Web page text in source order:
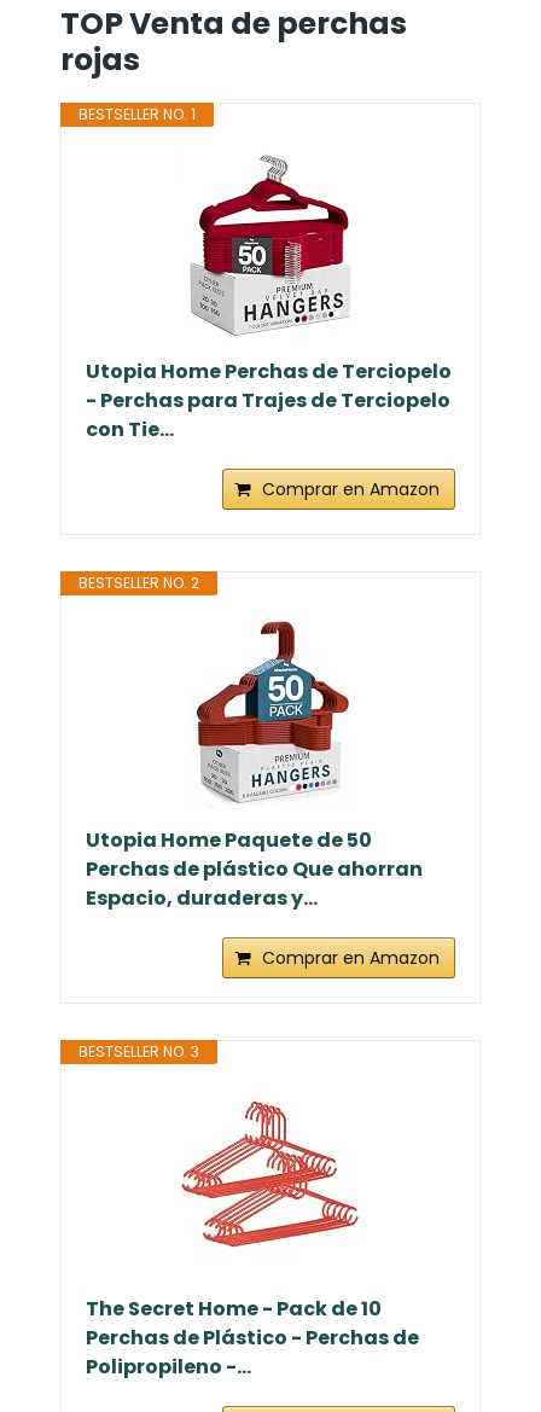
TOP Venta de perchas
rojas
BESTSELLER NO. 1
Utopia Home Perchas de Terciopelo
- Perchas para Trajes de Terciopelo
con Tie...
Comprar en Amazon
BESTSELLER NO. 2
Utopia Home Paquete de 50
Perchas de plástico Que ahorran
Espacio, duraderas y...
Comprar en Amazon
BESTSELLER NO. 3
The Secret Home - Pack de 10
Perchas de Plástico - Perchas de
Polipropileno -...